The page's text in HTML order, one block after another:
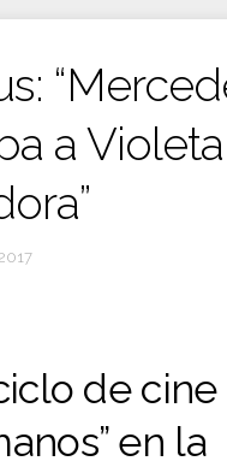
a
de cine
en la